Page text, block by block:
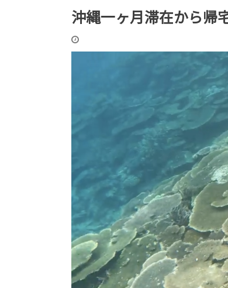
沖縄一ヶ月滞在から帰